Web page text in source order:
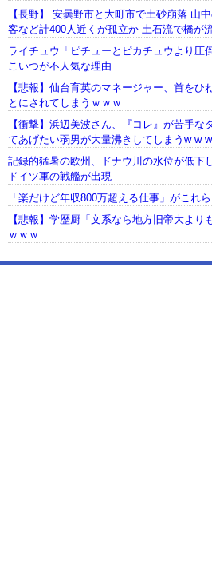
【長野】 安曇野市と大町市で土砂崩落 山
客など計400人近くが孤立か 土石流で橋が
ライチュウ「ピチューとピカチュウより圧
こいつが不人気な理由
【悲報】仙台育英のマネージャー、首をひ
とにされてしまうｗｗｗ
【衝撃】浜辺美波さん、『コレ』が苦手
てあげたい弱男が大量沸きしてしまうw w
記録的猛暑の欧州、ドナウ川の水位が低下
ドイツ軍の戦艦が出現
「楽だけど年収800万超える仕事」がこれ
【悲報】学歴厨「文系なら地方旧帝大よ
ｗｗｗ